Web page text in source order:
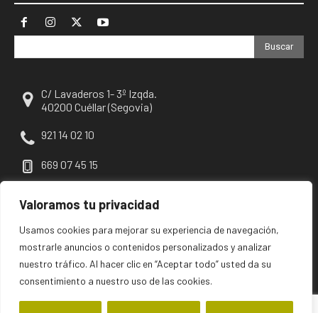
Valoramos tu privacidad
Usamos cookies para mejorar su experiencia de navegación,
mostrarle anuncios o contenidos personalizados y analizar
nuestro tráfico. Al hacer clic en “Aceptar todo” usted da su
consentimiento a nuestro uso de las cookies.
Buscar
C/ Lavaderos 1- 3º Izqda.
40200 Cuéllar (Segovia)
921 14 02 10
669 07 45 15